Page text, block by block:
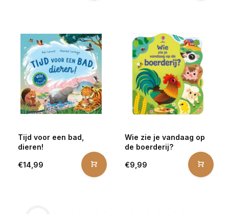
Tijd voor een bad,
dieren!
€14,99
Wie zie je vandaag op
de boerderij?
€9,99